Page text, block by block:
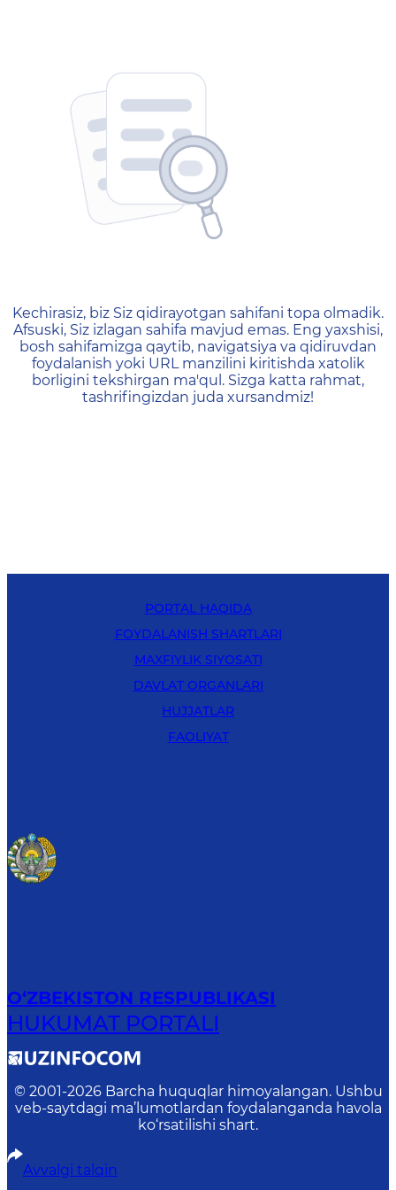
404 — Страница не
Kechirasiz, biz Siz qidirayotgan sahifani topa olmadik.
Afsuski, Siz izlagan sahifa mavjud emas. Eng yaxshisi,
bosh sahifamizga qaytib, navigatsiya va qidiruvdan
foydalanish yoki URL manzilini kiritishda xatolik
borligini tekshirgan ma'qul. Sizga katta rahmat,
tashrifingizdan juda xursandmiz!
PORTAL HAQIDA
FOYDALANISH SHARTLARI
MAXFIYLIK SIYOSATI
DAVLAT ORGANLARI
HUJJATLAR
FAOLIYAT
O‘ZBEKISTON RESPUBLIKASI
HUKUMAT PORTALI
© 2001-2026 Barcha huquqlar himoyalangan. Ushbu
veb-saytdagi ma’lumotlardan foydalanganda havola
ko‘rsatilishi shart.
Avvalgi talqin